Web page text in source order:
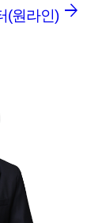
(원라인)